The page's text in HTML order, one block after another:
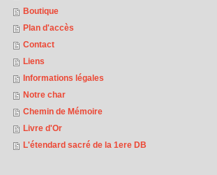
Boutique
Plan d'accès
Contact
Liens
Informations légales
Notre char
Chemin de Mémoire
Livre d'Or
L'étendard sacré de la 1ere DB